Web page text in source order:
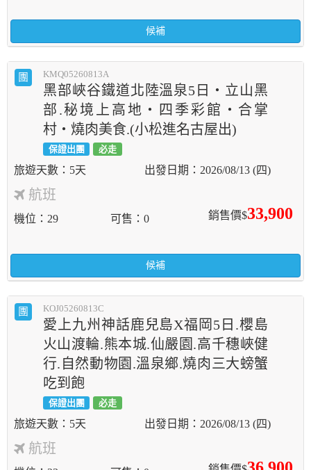
候補
團 KMQ05260813A
黑部峽谷鐵道北陸溫泉5日‧立山黑
部.秘境上高地‧四季彩館‧合掌
村‧燒肉美食.(小松進名古屋出)
保證出團 必走
5天 2026/08/13 (四)
航班
銷售價$33,900
機位 29 可售 0
候補
團 KOJ05260813C
愛上九州神話鹿兒島X福岡5日.櫻島
火山渡輪.熊本城.仙嚴園.高千穗峽健
行.自然動物園.溫泉鄉.燒肉三大螃蟹
吃到飽
保證出團 必走
5天 2026/08/13 (四)
航班